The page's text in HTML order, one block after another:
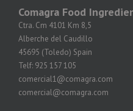
Comagra Food
Ctra. Cm 4101 Km 8,5
Alberche del Caudillo
45695 (Toledo) Spain
Telf: 925 157 105
comercial1@comagra.com
comercial@comagra.com